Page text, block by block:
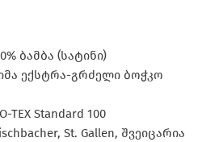
ბამბა (სატინი)
ექსტრა-გრძელი ბოჭკო
TEX Standard 100
St. Gallen, შვეიცარია